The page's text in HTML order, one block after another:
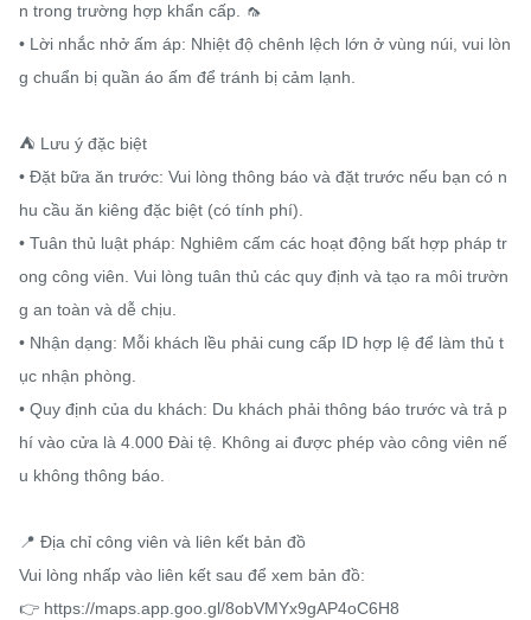
n trong trường hợp khẩn cấp. 🦟
• Lời nhắc nhở ấm áp: Nhiệt độ chênh lệch lớn ở vùng núi, vui lòn
g chuẩn bị quần áo ấm để tránh bị cảm lạnh.
⛺️ Lưu ý đặc biệt
• Đặt bữa ăn trước: Vui lòng thông báo và đặt trước nếu bạn có n
hu cầu ăn kiêng đặc biệt (có tính phí).
• Tuân thủ luật pháp: Nghiêm cấm các hoạt động bất hợp pháp tr
ong công viên. Vui lòng tuân thủ các quy định và tạo ra môi trườn
g an toàn và dễ chịu.
• Nhận dạng: Mỗi khách lều phải cung cấp ID hợp lệ để làm thủ t
ục nhận phòng.
• Quy định của du khách: Du khách phải thông báo trước và trả p
hí vào cửa là 4.000 Đài tệ. Không ai được phép vào công viên nế
u không thông báo.
📍 Địa chỉ công viên và liên kết bản đồ
Vui lòng nhấp vào liên kết sau để xem bản đồ:
👉 https://maps.app.goo.gl/8obVMYx9gAP4oC6H8